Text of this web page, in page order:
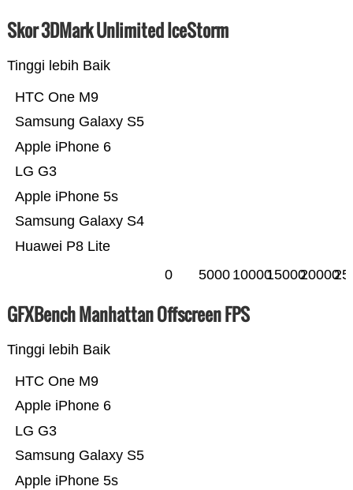
Skor 3DMark Unlimited IceStorm
Tinggi lebih Baik
Huawei P8 Lite
Samsung Galaxy S4
Apple iPhone 5s
LG G3
Apple iPhone 6
Samsung Galaxy S5
HTC One M9
0 5000 100001500020000
GFXBench Manhattan Offscreen FPS
Tinggi lebih Baik
Apple iPhone 5s
Samsung Galaxy S5
LG G3
Apple iPhone 6
HTC One M9